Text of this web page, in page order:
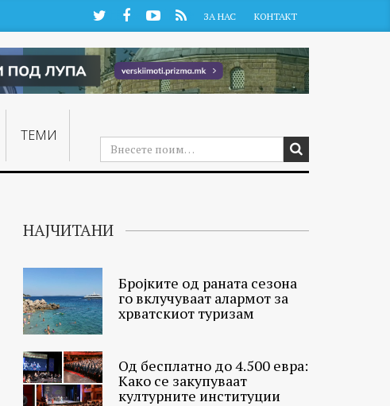
TwitterFacebookYouTube
RSS ЗА НАС КОНТАКТ
ТЕМИ
НАЈЧИТАНИ
Бројките од раната сезона
го вклучуваат алармот за
хрватскиот туризам
Од бесплатно до 4.500 евра:
Како се закупуваат
културните институции